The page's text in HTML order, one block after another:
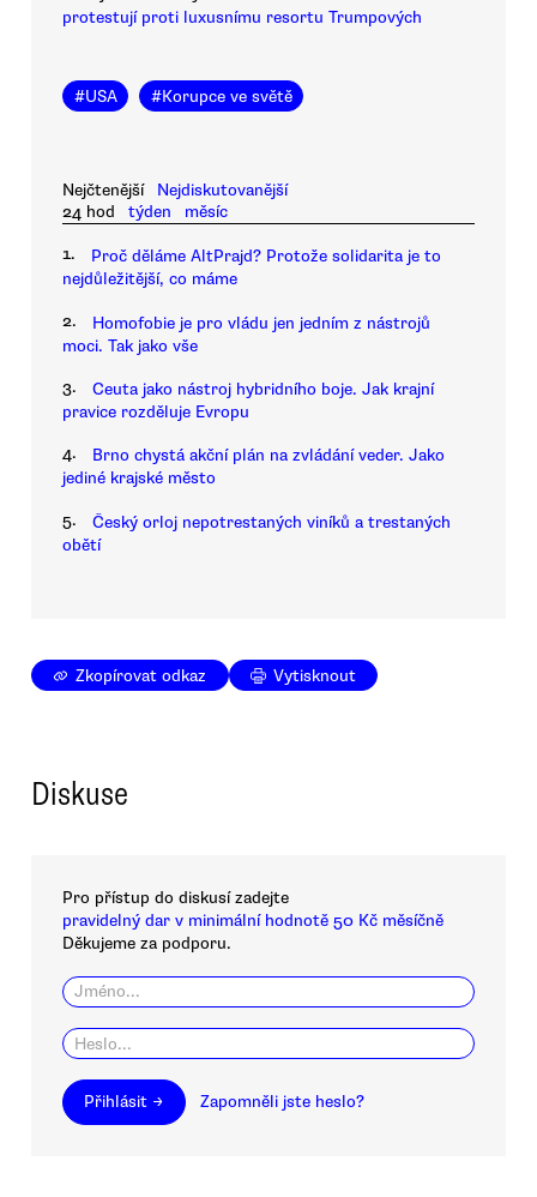
protestují proti luxusnímu resortu Trumpových
#USA #Korupce ve světě
Nejčtenější
Nejdiskutovanější
24 hod
týden měsíc
1.
Proč děláme AltPrajd? Protože solidarita je to
nejdůležitější, co máme
2.
Homofobie je pro vládu jen jedním z nástrojů
moci. Tak jako vše
3.
Ceuta jako nástroj hybridního boje. Jak krajní
pravice rozděluje Evropu
4.
Brno chystá akční plán na zvládání veder. Jako
jediné krajské město
5.
Český orloj nepotrestaných viníků a trestaných
obětí
Zkopírovat odkaz Vytisknout
Diskuse
Pro přístup do diskusí zadejte
pravidelný dar v minimální hodnotě 50 Kč měsíčně
Děkujeme za podporu.
Přihlásit → Zapomněli jste heslo?